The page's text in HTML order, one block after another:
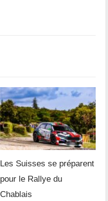
Les Suisses se préparent
pour le Rallye du
Chablais